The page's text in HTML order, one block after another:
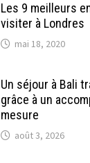
Les 9 meilleurs
visiter à Londres
mai 18, 2020
Un séjour à Bali
grâce à un
mesure
août 3, 2026